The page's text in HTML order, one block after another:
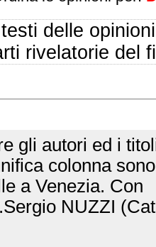
delle
rivelatorie del
gli autori ed i
colonna
a Venezia. Con
NUZZI